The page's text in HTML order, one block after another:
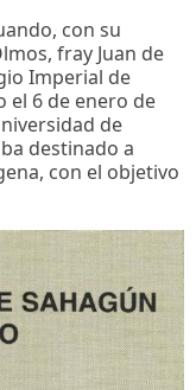
con su
fray Juan de
Imperial de
el 6 de enero de
de
destinado a
con el objetivo